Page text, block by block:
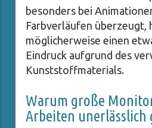
besonders bei
Farbverläufen überzeugt,
möglicherweise einen
Eindruck aufgrund des
Kunststoffmaterials.
Warum große
Arbeiten unerlässlich